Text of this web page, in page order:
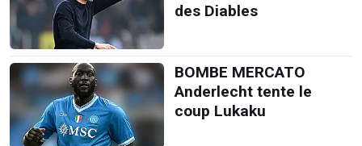
des Diables
BOMBE MERCATO
Anderlecht tente le
coup Lukaku